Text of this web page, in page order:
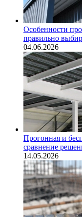
Особенности
правильно
04.06.2026
Прогонная и
сравнение
14.05.2026